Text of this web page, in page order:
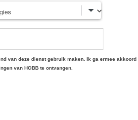
van deze dienst gebruik maken. Ik ga ermee akkoord
van HOBB te ontvangen.